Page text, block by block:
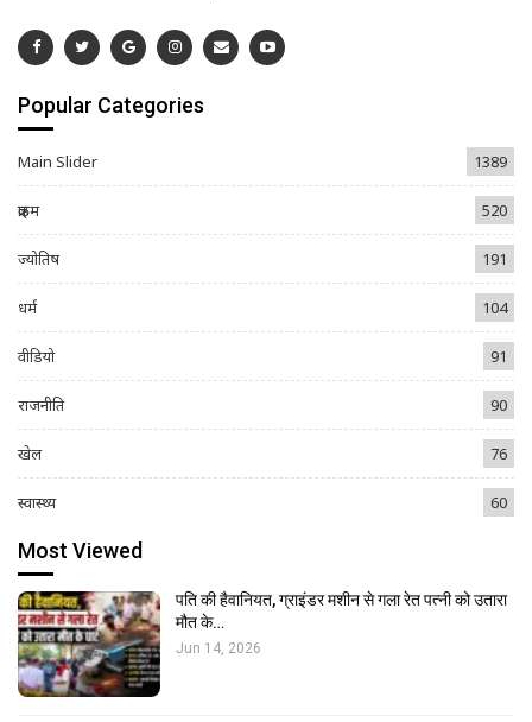
Popular Categories
Main Slider 1389
क्राइम 520
ज्योतिष 191
धर्म 104
वीडियो 91
राजनीति 90
खेल 76
स्वास्थ्य 60
Most Viewed
पति की हैवानियत, ग्राइंडर मशीन से गला रेत पत्नी को उतारा
मौत के…
Jun 14, 2026